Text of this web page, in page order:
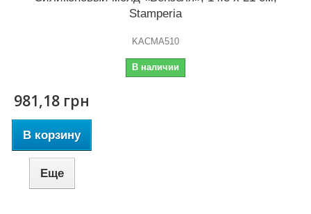
Stamperia
KACMA510
В наличии
981,18 грн
В корзину
Еще